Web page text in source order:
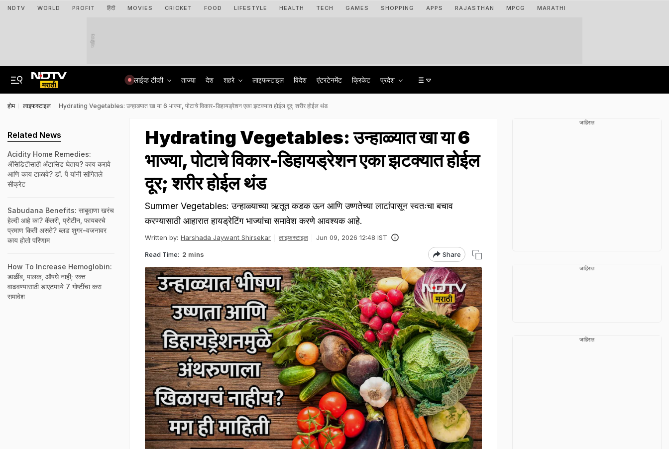
NDTV WORLD PROFIT हिंदी MOVIES CRICKET FOOD LIFESTYLE HEALTH TECH GAMES SHOPPING APPS RAJASTHAN MPCG MARATHI
जाहिरात
लाईव्ह टीव्ही ताज्या देश शहरे लाइफस्टाइल विदेश एंटरटेनमेंट क्रिकेट प्रदेश
होम लाइफस्टाइल Hydrating Vegetables: उन्हाळ्यात खा या 6 भाज्या, पोटाचे विकार-डिहायड्रेशन एका झटक्यात होईल दूर; शरीर होईल थंड
Hydrating Vegetables: उन्हाळ्यात खा या 6
भाज्या, पोटाचे विकार-डिहायड्रेशन एका झटक्यात होईल
दूर; शरीर होईल थंड
Summer Vegetables: उन्हाळ्याच्या ऋतूत कडक ऊन आणि उष्णतेच्या लाटांपासून स्वतःचा बचाव
करण्यासाठी आहारात हायड्रेटिंग भाज्यांचा समावेश करणे आवश्यक आहे.
Written by: Harshada Jaywant Shirsekar लाइफस्टाइल Jun 09, 2026 12:48 IST
Read Time: 2 mins Share
Related News
Acidity Home Remedies:
अ‍ॅसिडिटीसाठी अँटासिड घेताय? काय करावे
आणि काय टाळावे? डॉ. पै यांनी सांगितले
सीक्रेट
Sabudana Benefits: साबूदाणा खरंच
हेल्दी आहे का? कॅलरी, प्रोटीन, फायबरचे
प्रमाण किती असते? ब्लड शुगर-वजनावर
काय होतो परिणाम
How To Increase Hemoglobin:
डाळींब, पालक, औषधे नाही; रक्त
वाढवण्यासाठी डाएटमध्ये 7 गोष्टींचा करा
समावेश
जाहिरात
जाहिरात
जाहिरात